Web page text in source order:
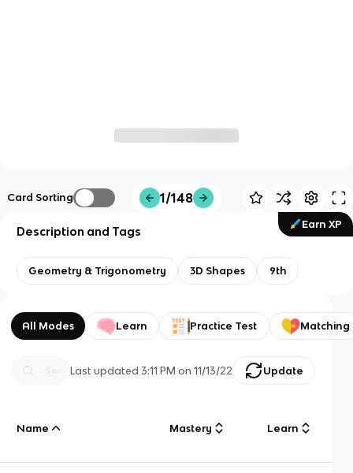
Card Sorting 1/148
Earn XP
Description and Tags
Geometry & Trigonometry 3D Shapes 9th
All Modes Learn Practice Test Matching
Last updated3:11 PM on 11/13/22 Update
Name Mastery Learn